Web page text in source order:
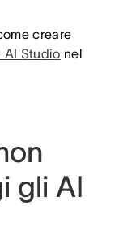
creare
AI Studio nel
gli AI